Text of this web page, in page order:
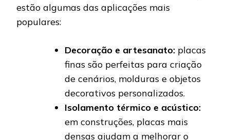
estão algumas das aplicações mais
populares:
Decoração e artesanato: placas
finas são perfeitas para criação
de cenários, molduras e objetos
decorativos personalizados.
Isolamento térmico e acústico:
em construções, placas mais
densas ajudam a melhorar o